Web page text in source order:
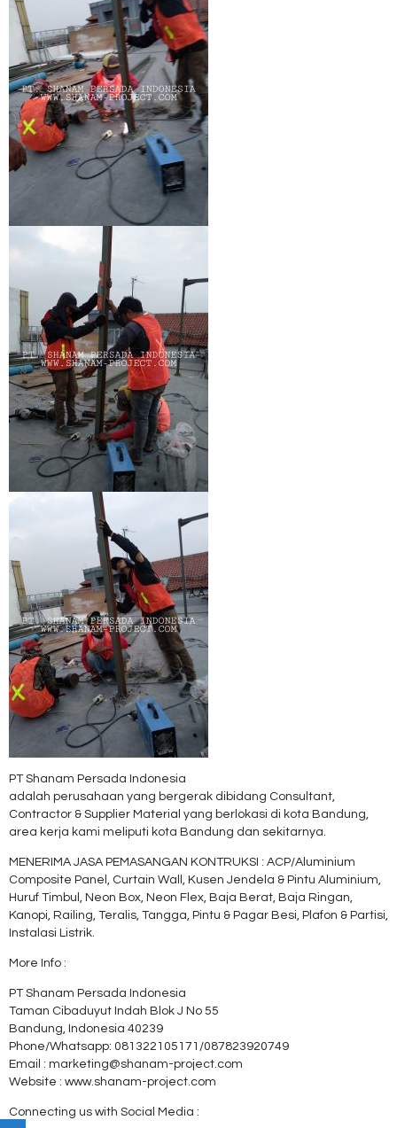
PT Shanam Persada Indonesia
adalah perusahaan yang bergerak dibidang Consultant,
Contractor & Supplier Material yang berlokasi di kota Bandung,
area kerja kami meliputi kota Bandung dan sekitarnya.
MENERIMA JASA PEMASANGAN KONTRUKSI : ACP/Aluminium
Composite Panel, Curtain Wall, Kusen Jendela & Pintu Aluminium,
Huruf Timbul, Neon Box, Neon Flex, Baja Berat, Baja Ringan,
Kanopi, Railing, Teralis, Tangga, Pintu & Pagar Besi, Plafon & Partisi,
Instalasi Listrik.
More Info :
PT Shanam Persada Indonesia
Taman Cibaduyut Indah Blok J No 55
Bandung, Indonesia 40239
Phone/Whatsapp: 081322105171/087823920749
Email : marketing@shanam-project.com
Website : www.shanam-project.com
Connecting us with Social Media :